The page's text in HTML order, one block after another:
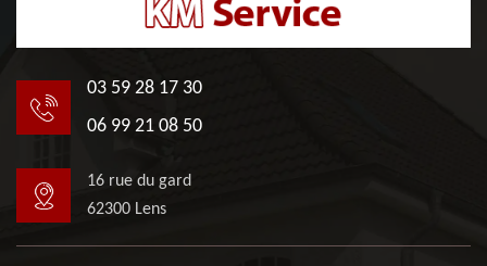
03 59 28 17 30
06 99 21 08 50
16 rue du gard
62300 Lens